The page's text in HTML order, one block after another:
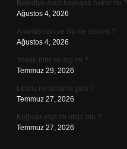
Belediye evcil hayvana bakar mı ?
Ağustos 4, 2026
Amortisman ve itfa ne demek ?
Ağustos 4, 2026
Yosun bitki mi alg mi ?
Temmuz 29, 2026
Lebriz ne anlama gelir ?
Temmuz 27, 2026
Kuğular etçil mi otçul mu ?
Temmuz 27, 2026